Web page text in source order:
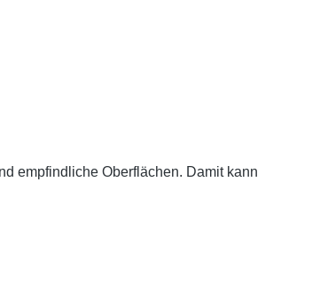
empfindliche Oberflächen. Damit kann